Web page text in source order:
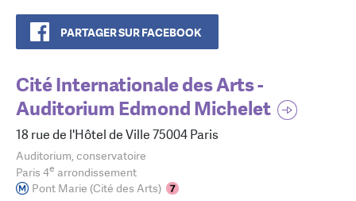
PARTAGER SUR FACEBOOK
Cité Internationale des Arts -
Auditorium Edmond Michelet
18 rue de l'Hôtel de Ville 75004 Paris
Auditorium, conservatoire
Paris 4e arrondissement
Pont Marie (Cité des Arts)